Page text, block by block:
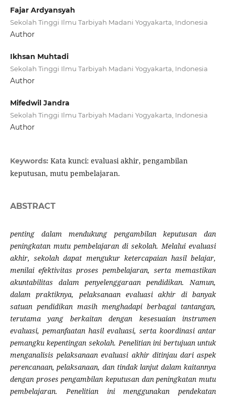
Fajar Ardyansyah
Sekolah Tinggi Ilmu Tarbiyah Madani Yogyakarta, Indonesia
Author
Ikhsan Muhtadi
Sekolah Tinggi Ilmu Tarbiyah Madani Yogyakarta, Indonesia
Author
Mifedwil Jandra
Sekolah Tinggi Ilmu Tarbiyah Madani Yogyakarta, Indonesia
Author
Keywords: Kata kunci: evaluasi akhir, pengambilan
keputusan, mutu pembelajaran.
ABSTRACT
penting dalam mendukung pengambilan keputusan dan
peningkatan mutu pembelajaran di sekolah. Melalui evaluasi
akhir, sekolah dapat mengukur ketercapaian hasil belajar,
menilai efektivitas proses pembelajaran, serta memastikan
akuntabilitas dalam penyelenggaraan pendidikan. Namun,
dalam praktiknya, pelaksanaan evaluasi akhir di banyak
satuan pendidikan masih menghadapi berbagai tantangan,
terutama yang berkaitan dengan kesesuaian instrumen
evaluasi, pemanfaatan hasil evaluasi, serta koordinasi antar
pemangku kepentingan sekolah. Penelitian ini bertujuan untuk
menganalisis pelaksanaan evaluasi akhir ditinjau dari aspek
perencanaan, pelaksanaan, dan tindak lanjut dalam kaitannya
dengan proses pengambilan keputusan dan peningkatan mutu
pembelajaran. Penelitian ini menggunakan pendekatan